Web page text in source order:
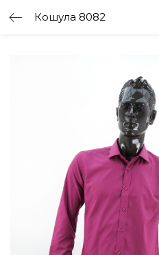
Кошула 8082
LOGIN
Enter your username and
Remember me
Lost